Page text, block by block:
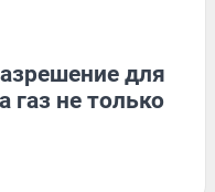
для
газ не только